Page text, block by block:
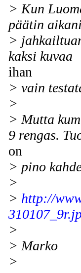
> Kun
päätin aikani
>
kaksi kuvaa
ihan
> vain
>
> Mutta
9 rengas.
on
> pino
>
> http://
>
> Marko
>